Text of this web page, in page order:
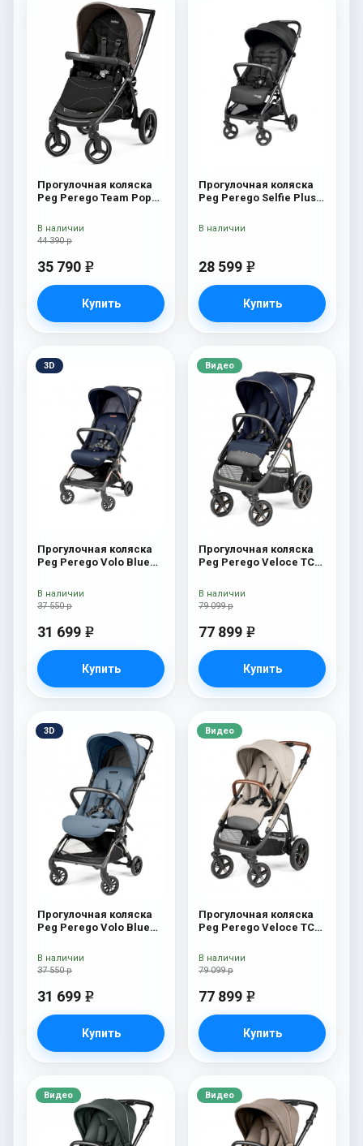
Прогулочная коляска
Peg Perego Team Pop
44 390 р
35 790 e
Купить
В наличии
Прогулочная коляска
Peg Perego Selfie Plus
28 599 e
Купить
В наличии
3D
Прогулочная коляска
Peg Perego Volo Blue
37 550 р
31 699 e
Купить
В наличии
Видео
Прогулочная коляска
Peg Perego Veloce TC
79 099 р
77 899 e
Купить
В наличии
3D
Прогулочная коляска
Peg Perego Volo Blue
37 550 р
31 699 e
Купить
В наличии
Видео
Прогулочная коляска
Peg Perego Veloce TC
Peg Perego Veloce TC
(Astral New)
79 099 р
77 899 e
Купить
В наличии
Видео Видео